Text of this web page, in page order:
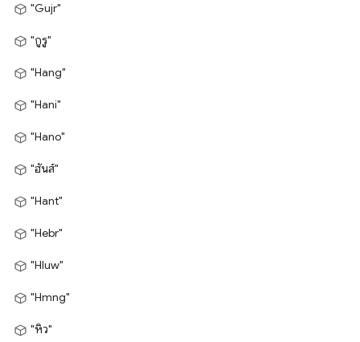
"Gujr"
"กูรู"
"Hang"
"Hani"
"Hano"
"ฮันส์"
"Hant"
"Hebr"
"Hluw"
"Hmng"
"หิว"